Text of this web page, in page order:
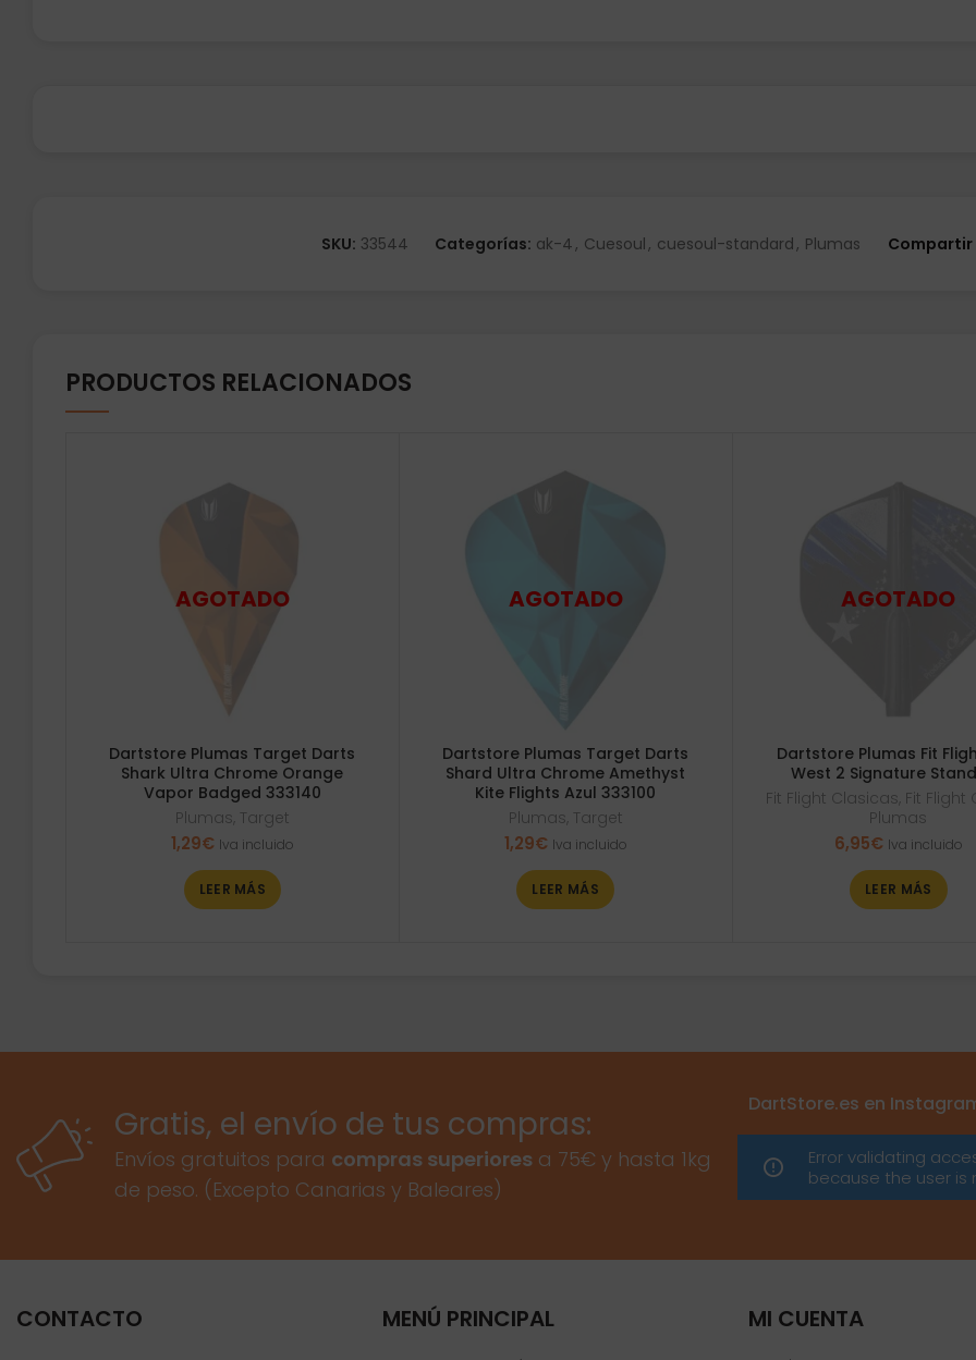
SKU: 33544 Categorías: ak-4, Cuesoul, cuesoul-standard, Plumas Compartir
PRODUCTOS RELACIONADOS
Dartstore Plumas Target Darts
Shark Ultra Chrome Orange
Vapor Badged 333140
Plumas, Target
1,29€ Iva incluido
LEER MÁS
Dartstore Plumas Target Darts
Shard Ultra Chrome Amethyst
Kite Flights Azul 333100
Plumas, Target
1,29€ Iva incluido
LEER MÁS
Dartstore Plumas Fit
West 2 Signature
Fit Flight Clasicas, Fit Flight
Plumas
6,95€ Iva incluido
LEER MÁS
Gratis, el envío de tus compras:
Envíos gratuitos para compras superiores a 75€ y hasta 1kg
de peso. (Excepto Canarias y Baleares)
DartStore.es en
Error validating
because the user is
CONTACTO MENÚ PRINCIPAL MI CUENTA